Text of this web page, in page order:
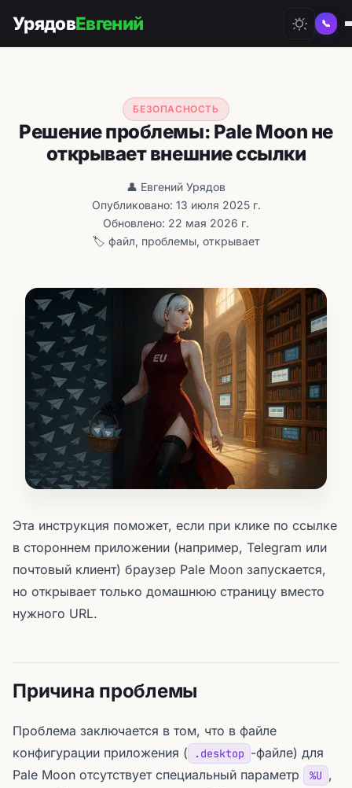
УрядовЕвгений 📞
БЕЗОПАСНОСТЬ
Решение проблемы: Pale Moon не
открывает внешние ссылки
👤 Евгений Урядов
Опубликовано: 13 июля 2025 г.
Обновлено: 22 мая 2026 г.
🏷️ файл, проблемы, открывает
Эта инструкция поможет, если при клике по ссылке
в стороннем приложении (например, Telegram или
почтовый клиент) браузер Pale Moon запускается,
но открывает только домашнюю страницу вместо
нужного URL.
Причина проблемы
Проблема заключается в том, что в файле
конфигурации приложения (
.desktop -файле) для
Pale Moon отсутствует специальный параметр
%U ,